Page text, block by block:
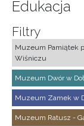
Edukacja
Filtry
Muzeum Pamiątek
Wiśniczu
Muzeum Dwór w
Muzeum Zamek w
Muzeum Ratusz -